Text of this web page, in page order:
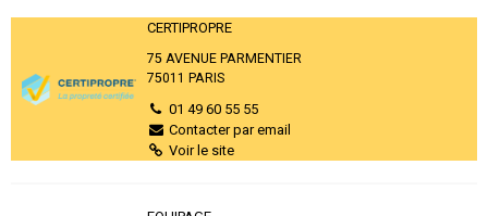
CERTIPROPRE
75 AVENUE PARMENTIER
75011 PARIS
01 49 60 55 55
Contacter par email
Voir le site